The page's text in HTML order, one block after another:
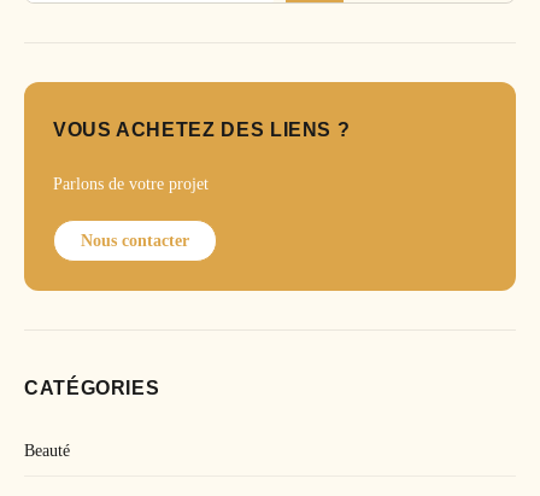
VOUS ACHETEZ DES LIENS ?
Parlons de votre projet
Nous contacter
CATÉGORIES
Beauté